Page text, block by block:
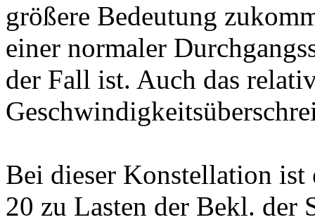
größere Bedeutung
einer normaler
der Fall ist. Auch das
Bei dieser Konstellation
20 zu Lasten der Bekl. der